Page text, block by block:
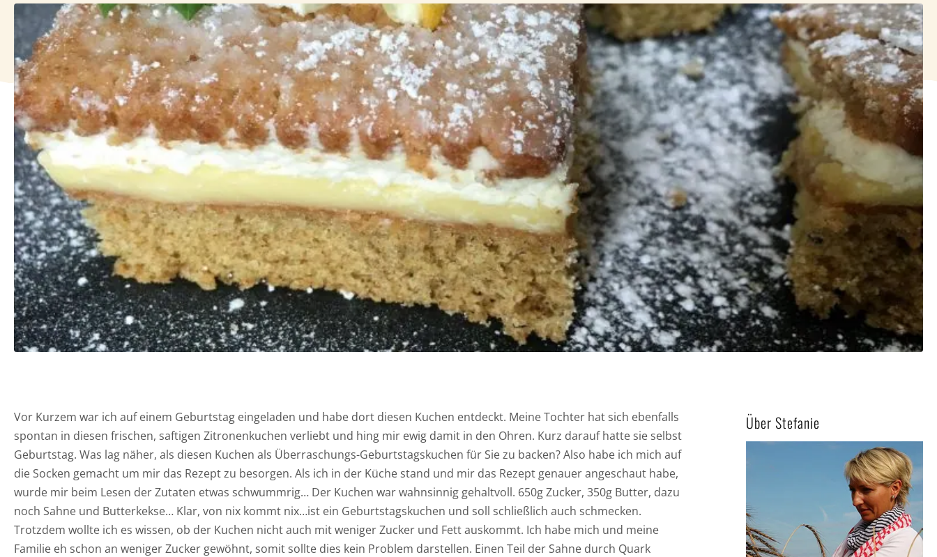
Vor Kurzem war ich auf einem Geburtstag eingeladen und habe dort diesen Kuchen entdeckt. Meine Tochter hat sich ebenfalls
spontan in diesen frischen, saftigen Zitronenkuchen verliebt und hing mir ewig damit in den Ohren. Kurz darauf hatte sie selbst
Geburtstag. Was lag näher, als diesen Kuchen als Überraschungs-Geburtstagskuchen für Sie zu backen? Also habe ich mich auf
die Socken gemacht um mir das Rezept zu besorgen. Als ich in der Küche stand und mir das Rezept genauer angeschaut habe,
wurde mir beim Lesen der Zutaten etwas schwummrig… Der Kuchen war wahnsinnig gehaltvoll. 650g Zucker, 350g Butter, dazu
noch Sahne und Butterkekse… Klar, von nix kommt nix…ist ein Geburtstagskuchen und soll schließlich auch schmecken.
Trotzdem wollte ich es wissen, ob der Kuchen nicht auch mit weniger Zucker und Fett auskommt. Ich habe mich und meine
Familie eh schon an weniger Zucker gewöhnt, somit sollte dies kein Problem darstellen. Einen Teil der Sahne durch Quark
Über Stefanie